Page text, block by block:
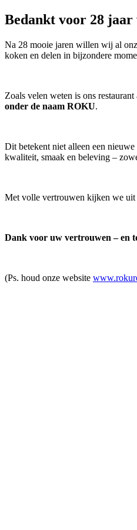
Bedankt voor 28
Na 28 mooie jaren willen wij al
koken en delen in bijzondere
Zoals velen weten is ons
onder de naam ROKU.
Dit betekent niet alleen een nieuwe
kwaliteit, smaak en beleving –
Met volle vertrouwen kijken we uit
Dank voor uw vertrouwen – en
(Ps. houd onze website